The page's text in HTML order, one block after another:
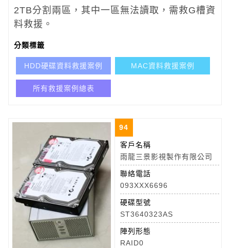
2TB分割兩區，其中一區無法讀取，需救G槽資
料救援。
分類標籤
HDD硬碟資料救援案例 MAC資料救援案例
所有救援案例總表
94
客戶名稱
雨龍三景影視製作有限公司
聯絡電話
093XXX6696
硬碟型號
ST3640323AS
陣列形態
RAID0